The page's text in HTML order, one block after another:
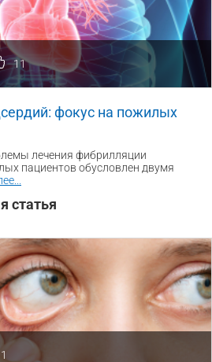
11
фокус на пожилых
лечения фибрилляции
пациентов обусловлен двумя
статья
1